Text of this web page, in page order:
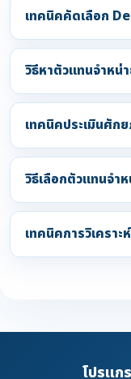
เทคนิคคัดเลือก
วิธีหาตัวแทนจำหน่
เทคนิคประเมินศัก
วิธีเลือกตัวแทนจำ
เทคนิคการวิเครา
โปรแ